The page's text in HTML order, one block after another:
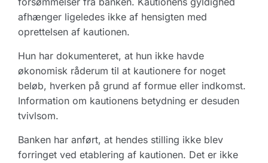
afhænger ligeledes ikke af hensigten med
oprettelsen af kautionen.
Hun har dokumenteret, at hun ikke havde
økonomisk råderum til at kautionere for noget
beløb, hverken på grund af formue eller indkomst.
Information om kautionens betydning er desuden
tvivlsom.
Banken har anført, at hendes stilling ikke blev
forringet ved etablering af kautionen. Det er ikke